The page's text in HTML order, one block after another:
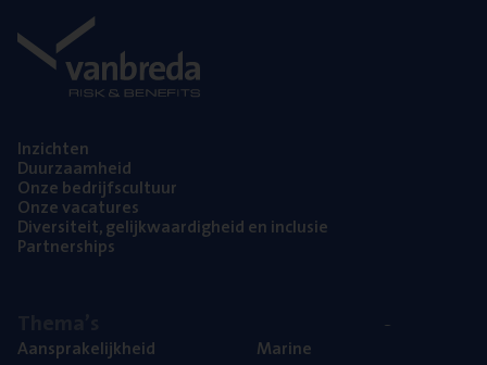
Inzich­ten
Duur­zaam­heid
Onze bedrijfs­cul­tuur
Onze vaca­tu­res
Diver­si­teit, gelijk­waar­dig­heid en inclusie
Part­ner­ships
Aan­spra­ke­lijk­heid
Mari­ne